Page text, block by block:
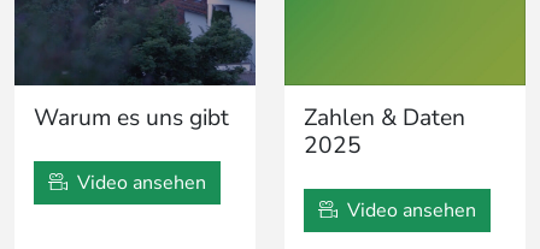
Warum es uns gibt
Video ansehen
Zahlen & Daten
2025
Video ansehen